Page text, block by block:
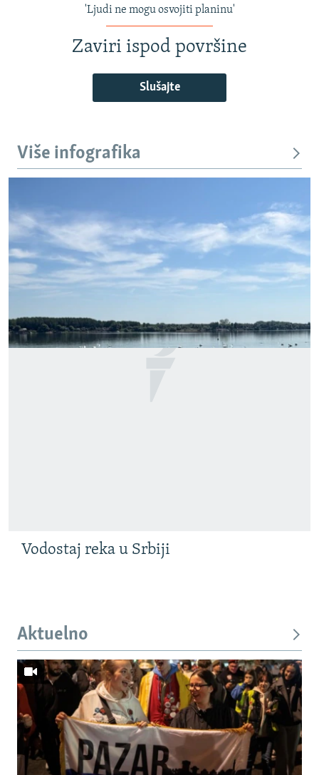
'Ljudi ne mogu osvojiti planinu'
Zaviri ispod površine
Slušajte
Više infografika
Vodostaj reka u Srbiji
Aktuelno